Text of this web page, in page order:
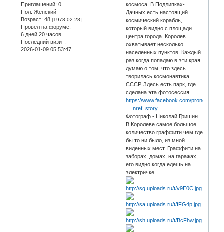
Приглашений: 0
Пол: Женский
Возраст: 48 [1978-02-28]
Провел на форуме:
6 дней 20 часов
Последний визит:
2026-01-09 05:53:47
космоса. В Подлипках-
Дачных есть настоящий
космический корабль,
который видно с площади
центра города. Королев
охватывает несколько
населенных пунктов. Каждый
раз когда попадаю в эти края
думаю о том, что здесь
творилась космонавтика
СССР. Здесь есть парк, где
сделана эта фотосессия
https://www.facebook.com/pronolya/
… nref=story
Фотограф - Николай Гришин
В Королеве самое большое
количество граффити чем где
бы то ни было, из мной
виденных мест. Граффити на
заборах, домах, на гаражах,
его видно когда едешь на
электричке